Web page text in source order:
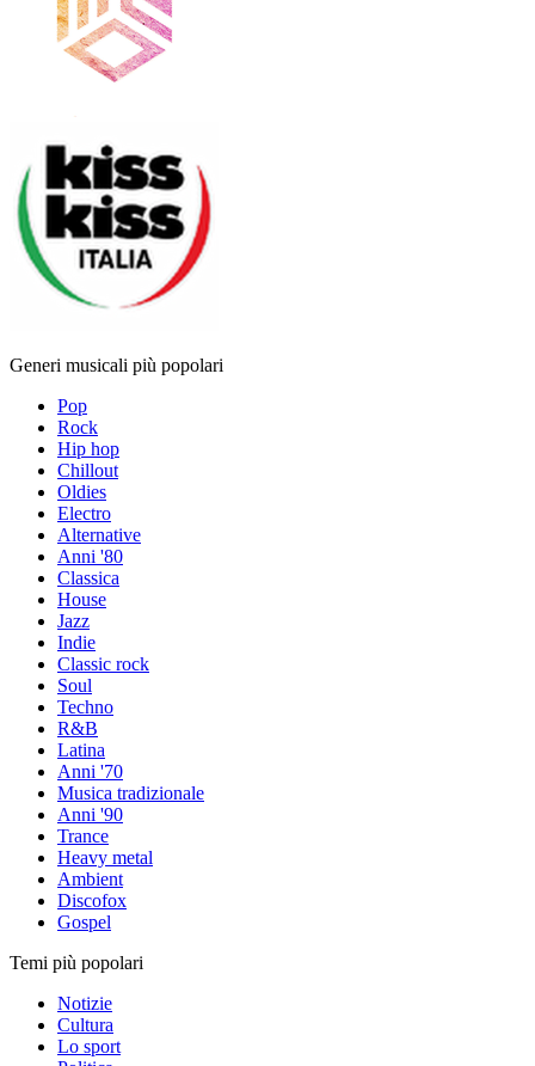
Generi musicali più popolari
Pop
Rock
Hip hop
Chillout
Oldies
Electro
Alternative
Anni '80
Classica
House
Jazz
Indie
Classic rock
Soul
Techno
R&B
Latina
Anni '70
Musica tradizionale
Anni '90
Trance
Heavy metal
Ambient
Discofox
Gospel
Temi più popolari
Notizie
Cultura
Lo sport